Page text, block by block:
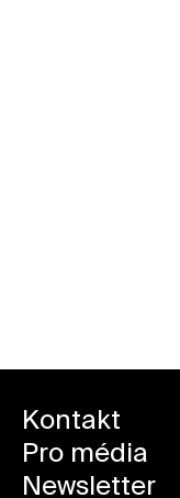
Kontakt
Pro média
Newsletter